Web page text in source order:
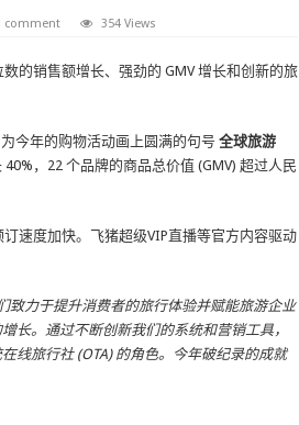
comment 354 Views
的销售额增长、强劲的 GMV 增长和创新的旅
今年的购物活动画上圆满的句号 全球旅游
，22 个品牌的商品总价值 (GMV) 超过人民
速度加快。飞猪超级VIP直播等官方内容驱动
致力于提升消费者的旅行体验并赋能旅游企业
长。通过不断创新我们的系统和营销工具，
线旅行社 (OTA) 的角色。今年破纪录的成就